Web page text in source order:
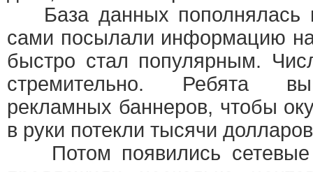
База данных пополнялась
сами посылали информацию на
быстро стал популярным.
стремительно. Ребята
рекламных баннеров, чтобы
в руки потекли тысячи
Потом появились сетевые